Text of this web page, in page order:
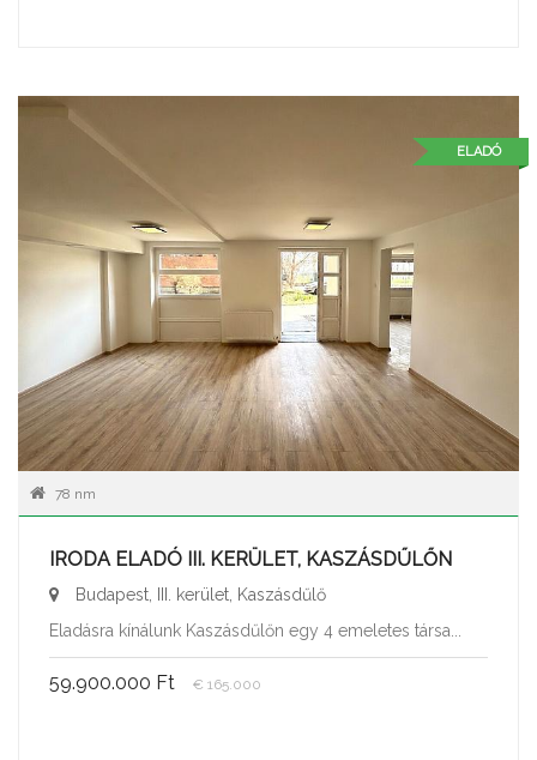
ELADÓ
78 nm
IRODA ELADÓ III. KERÜLET, KASZÁSDŰLŐN
Budapest, III. kerület, Kaszásdűlő
Eladásra kínálunk Kaszásdűlőn egy 4 emeletes társa...
59.900.000 Ft € 165.000